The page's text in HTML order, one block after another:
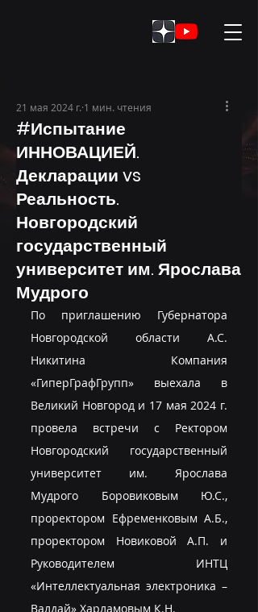
#Испытание
ИННОВАЦИЕЙ.
Декларации vs
Реальность.
Новгородский
государственный
университет им. Ярослава
Мудрого
21 мая 2024 г. 1 мин. чтения
По приглашению Губернатора
Новгородской области А.С.
Никитина Компания
«ГиперГрафГрупп» выехала в
Великий Новгород и 17 мая 2024 г.
провела встречи с Ректором
Новгородский государственный
университет им. Ярослава
Мудрого Боровиковым Ю.С.,
проректором Ефременковым А.Б.,
проректором Новиковой А.П. и
Руководителем ИНТЦ
«Интеллектуальная электроника –
Валдай» Харламовым К.Н.